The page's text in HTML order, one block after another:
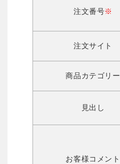
注文番号※
注文サイト
商品カテゴリー
見出し
お客様コメント